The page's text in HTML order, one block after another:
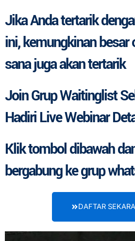
Jika Anda tertarik
ini, kemungkinan besar
sana juga akan tertarik
Join Grup Waitinglist
Hadiri Live Webinar
Klik tombol dibawah
bergabung ke grup
DAFTAR